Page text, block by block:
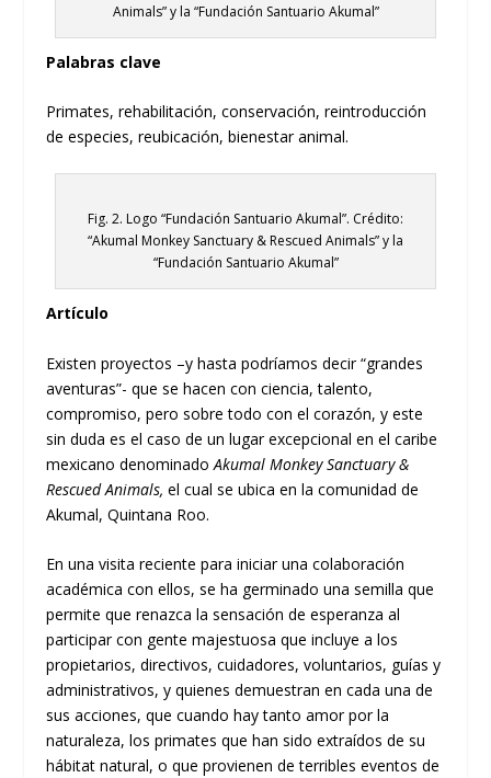
Animals” y la “Fundación Santuario Akumal”
Palabras clave
Primates, rehabilitación, conservación, reintroducción
de especies, reubicación, bienestar animal.
Fig. 2. Logo “Fundación Santuario Akumal”. Crédito:
“Akumal Monkey Sanctuary & Rescued Animals” y la
“Fundación Santuario Akumal”
Artículo
Existen proyectos –y hasta podríamos decir “grandes
aventuras”- que se hacen con ciencia, talento,
compromiso, pero sobre todo con el corazón, y este
sin duda es el caso de un lugar excepcional en el caribe
mexicano denominadoAkumal Monkey Sanctuary &
Rescued Animals, el cual se ubica en la comunidad de
Akumal, Quintana Roo.
En una visita reciente para iniciar una colaboración
académica con ellos, se ha germinado una semilla que
permite que renazca la sensación de esperanza al
participar con gente majestuosa que incluye a los
propietarios, directivos, cuidadores, voluntarios, guías y
administrativos, y quienes demuestran en cada una de
sus acciones, que cuando hay tanto amor por la
naturaleza, los primates que han sido extraídos de su
hábitat natural, o que provienen de terribles eventos de